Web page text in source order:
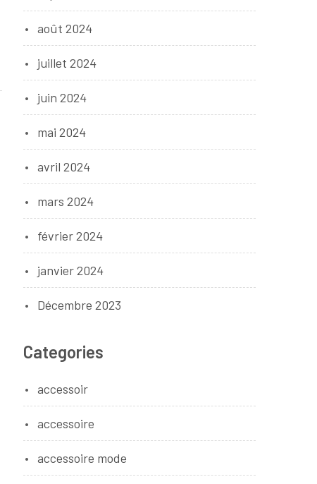
août 2024
juillet 2024
juin 2024
mai 2024
avril 2024
mars 2024
février 2024
janvier 2024
Décembre 2023
Categories
accessoir
accessoire
accessoire mode